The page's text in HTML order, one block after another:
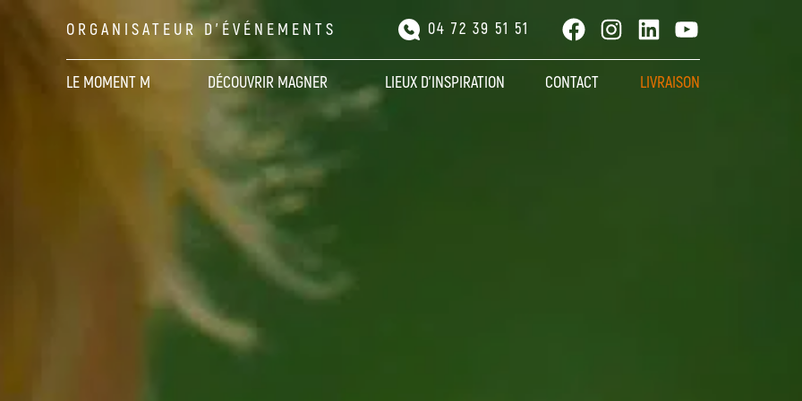
ORGANISATEUR D'ÉVÉNEMENTS 04 72 39 51 51 Facebook
Instagram
LinkedInYouTube
LE MOMENT M DÉCOUVRIR MAGNER LIEUX D’INSPIRATION CONTACT LIVRAISON